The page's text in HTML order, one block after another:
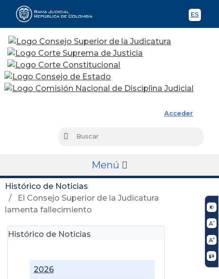
ES
Acceder
Buscar
Menú
Histórico de Noticias
El Consejo Superior de la Judicatura
lamenta fallecimiento
Histórico de Noticias
2026